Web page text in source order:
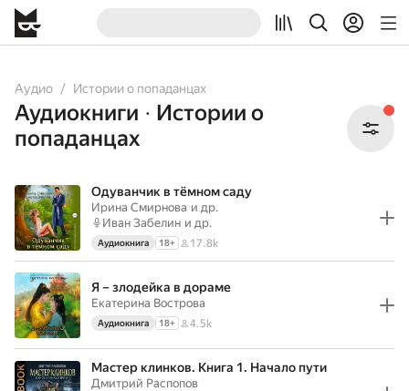
Аудио Истории о попаданцах
AllAudiobooks
Аудиокниги •
Истории о
попаданцах
Одуванчик в тёмном саду
Ирина Смирнова и др.
Иван Забелин и др.
Аудиокнига 18+ 17.8k
Я – злодейка в дораме
Екатерина Вострова
Аудиокнига 18+ 4.5k
Мастер клинков. Книга 1. Начало пути
Дмитрий Распопов